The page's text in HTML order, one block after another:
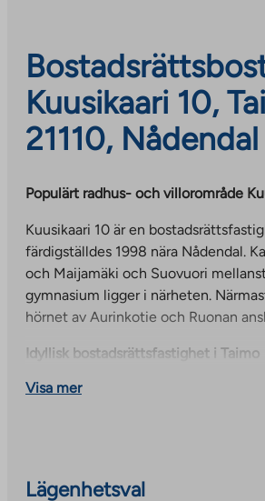
Kuusikaari 10,
21110, Nådendal
Populärt radhus- och villorområde
Kuusikaari 10 är en
färdigställdes 1998 nära Nådendal.
och Maijamäki och Suovuori
gymnasium ligger i närheten.
hörnet av Aurinkotie och Ruonan
Idyllisk bostadsrättsfastighet i Taimo
Denna fastighet kombinerar lugn
Fastighetens grundhastighet för
Visa mer
Lägenhetsval